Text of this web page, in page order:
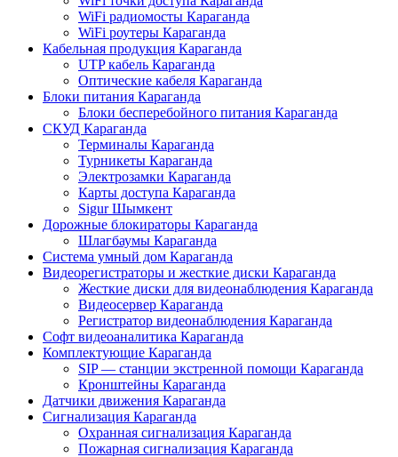
WiFi радиомосты Караганда
WiFi роутеры Караганда
Кабельная продукция Караганда
UTP кабель Караганда
Оптические кабеля Караганда
Блоки питания Караганда
Блоки бесперебойного питания Караганда
СКУД Караганда
Терминалы Караганда
Турникеты Караганда
Электрозамки Караганда
Карты доступа Караганда
Sigur Шымкент
Дорожные блокираторы Караганда
Шлагбаумы Караганда
Система умный дом Караганда
Видеорегистраторы и жесткие диски Караганда
Жесткие диски для видеонаблюдения Караганда
Видеосервер Караганда
Регистратор видеонаблюдения Караганда
Софт видеоаналитика Караганда
Комплектующие Караганда
SIP — станции экстренной помощи Караганда
Кронштейны Караганда
Датчики движения Караганда
Сигнализация Караганда
Охранная сигнализация Караганда
Пожарная сигнализация Караганда